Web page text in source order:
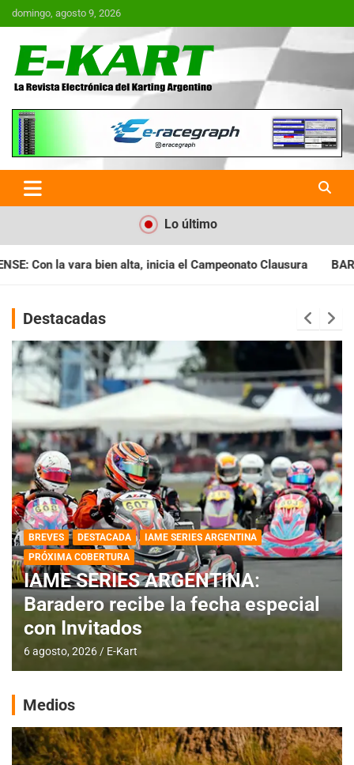
Saltar
al
domingo, agosto 9, 2026
E-Kart.com.ar | La Revista
Electrónica del Karting en
Argentina
Lo último
el Campeonato Clausura BARILOCHENSE: Preparan una
Destacadas
BREVES DESTACADA
IAME SERIES ARGENTINA
PRÓXIMA COBERTURA
IAME SERIES ARGENTINA:
Baradero recibe la fecha especial
con Invitados
6 agosto, 2026 E-Kart
Medios